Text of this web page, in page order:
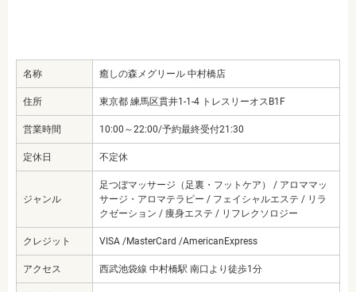
名称 癒しの森メグリール 中村橋店
住所 東京都 練馬区貫井1-1-4 トレスリーオスB1F
営業時間 10:00～22:00/予約最終受付21:30
定休日 不定休
ジャンル
足つぼマッサージ（足裏・フットケア） / アロママッ
サージ・アロマテラピー / フェイシャルエステ / リラ
クゼーション / 痩身エステ / リフレクソロジー
クレジット VISA /MasterCard /AmericanExpress
アクセス 西武池袋線 中村橋駅 南口より徒歩1分